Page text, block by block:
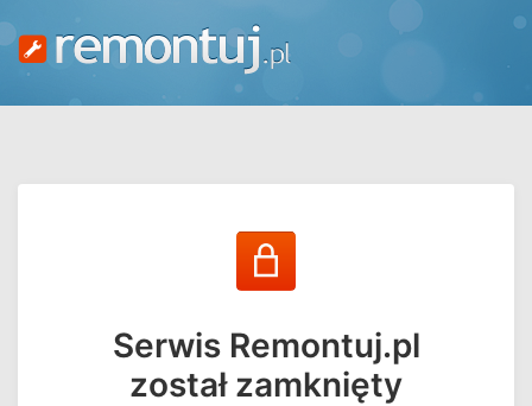
Serwis Remontuj.pl
został zamknięty